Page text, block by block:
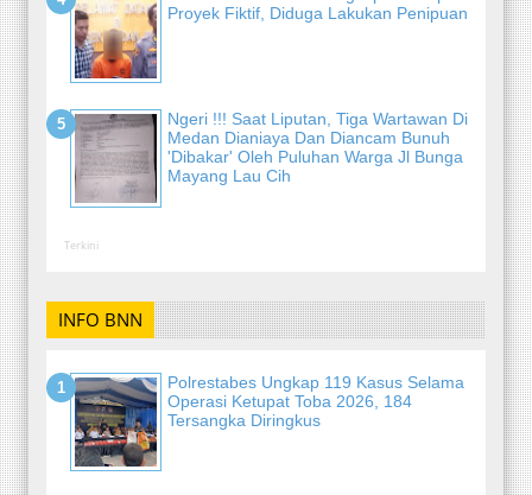
Proyek Fiktif, Diduga Lakukan Penipuan
Ngeri !!! Saat Liputan, Tiga Wartawan Di
Medan Dianiaya Dan Diancam Bunuh
'Dibakar' Oleh Puluhan Warga Jl Bunga
Mayang Lau Cih
Terkini
INFO BNN
Polrestabes Ungkap 119 Kasus Selama
Operasi Ketupat Toba 2026, 184
Tersangka Diringkus